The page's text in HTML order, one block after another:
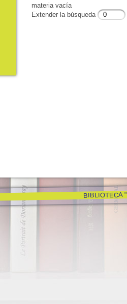
materia vacía
Extender la búsqueda
BIBLIOTECA